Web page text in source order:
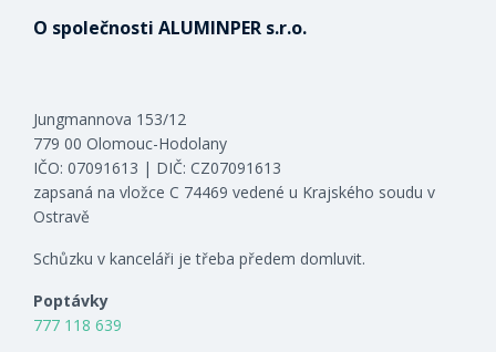
O společnosti ALUMINPER s.r.o.
Jungmannova 153/12
779 00 Olomouc-Hodolany
IČO: 07091613 | DIČ: CZ07091613
zapsaná na vložce C 74469 vedené u Krajského soudu v
Ostravě
Schůzku v kanceláři je třeba předem domluvit.
Poptávky
777 118 639